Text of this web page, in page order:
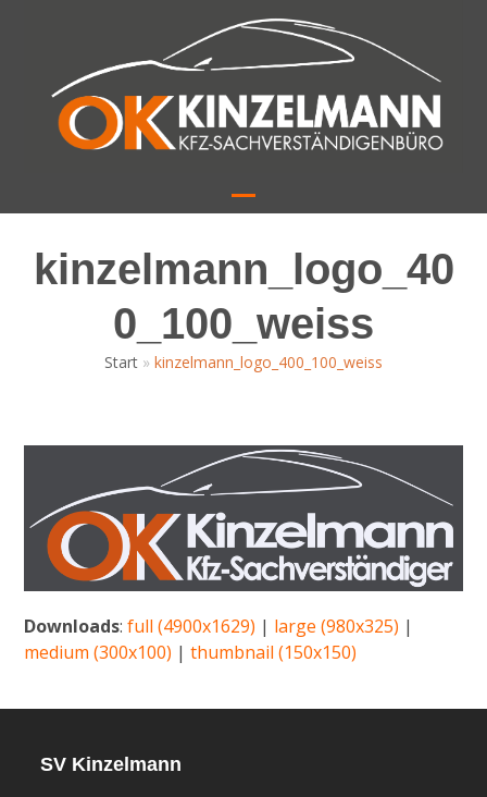
Open
mobile
menu
Close
mobile
menu
kinzelmann_logo_40
0_100_weiss
Start » kinzelmann_logo_400_100_weiss
Downloads:full (4900x1629) | large (980x325) |
medium (300x100) |thumbnail (150x150)
SV Kinzelmann